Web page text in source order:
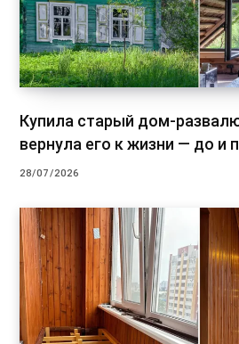
Купила старый дом-
вернула его к жизни — до и
28/07/2026